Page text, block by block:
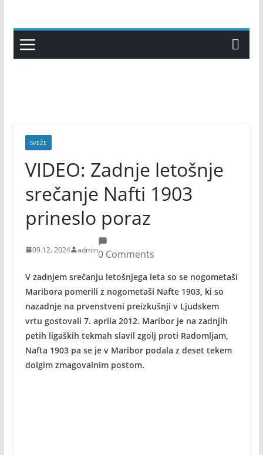
content
SVEŽE
VIDEO: Zadnje letošnje
srečanje Nafti 1903
prineslo poraz
09.12. 2024 admin0 Comments
V zadnjem srečanju letošnjega leta so se nogometaši
Maribora pomerili z nogometaši Nafte 1903, ki so
nazadnje na prvenstveni preizkušnji v Ljudskem
vrtu gostovali 7. aprila 2012. Maribor je na zadnjih
petih ligaških tekmah slavil zgolj proti Radomljam,
Nafta 1903 pa se je v Maribor podala z deset tekem
dolgim zmagovalnim postom.